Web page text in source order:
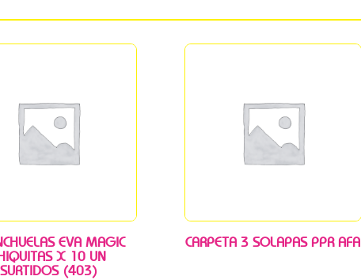
EVA MAGIC
X 10 UN
SURTIDOS (403)
CARPETA 3 SOLAPAS PPR AFA